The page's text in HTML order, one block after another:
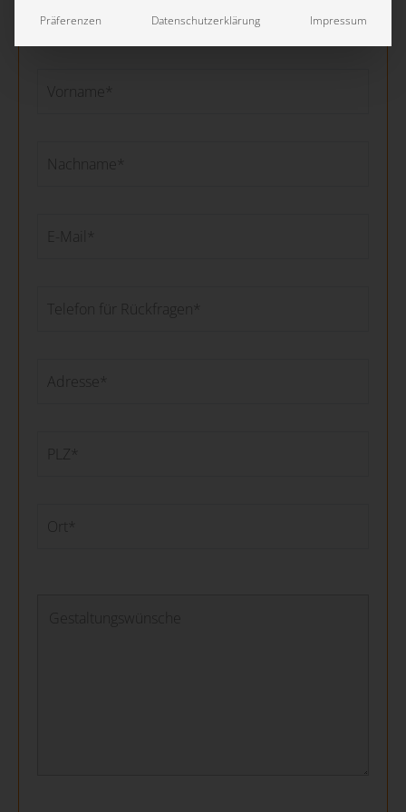
Präferenzen Datenschutzerklärung Impressum